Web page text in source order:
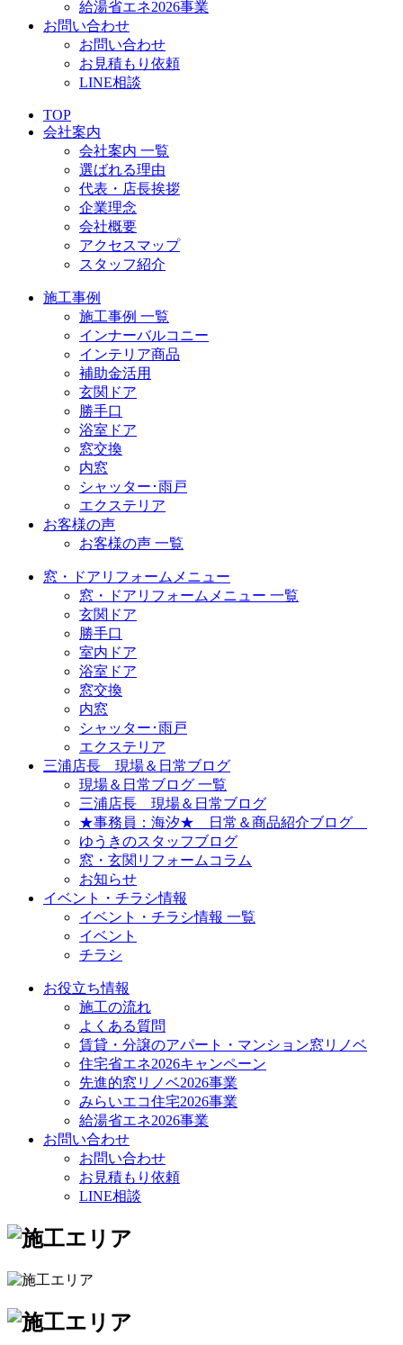
給湯省エネ2026事業
お問い合わせ
お問い合わせ
お見積もり依頼
LINE相談
TOP
会社案内
会社案内 一覧
選ばれる理由
代表・店長挨拶
企業理念
会社概要
アクセスマップ
スタッフ紹介
施工事例
施工事例 一覧
インナーバルコニー
インテリア商品
補助金活用
玄関ドア
勝手口
浴室ドア
窓交換
内窓
シャッター･雨戸
エクステリア
お客様の声
お客様の声 一覧
窓・ドアリフォームメニュー
窓・ドアリフォームメニュー 一覧
玄関ドア
勝手口
室内ドア
浴室ドア
窓交換
内窓
シャッター･雨戸
エクステリア
三浦店長 現場＆日常ブログ
現場＆日常ブログ 一覧
三浦店長 現場＆日常ブログ
★事務員：海汐★ 日常＆商品紹介ブログ
ゆうきのスタッフブログ
窓・玄関リフォームコラム
お知らせ
イベント・チラシ情報
イベント・チラシ情報 一覧
イベント
チラシ
お役立ち情報
施工の流れ
よくある質問
賃貸・分譲のアパート・マンション窓リノベ
住宅省エネ2026キャンペーン
先進的窓リノベ2026事業
みらいエコ住宅2026事業
給湯省エネ2026事業
お問い合わせ
お問い合わせ
お見積もり依頼
LINE相談